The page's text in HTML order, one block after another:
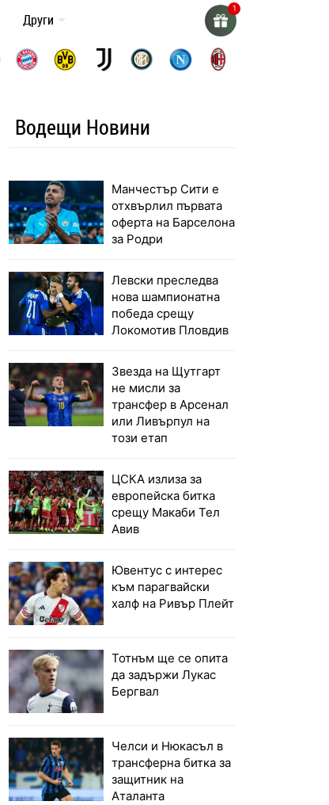
Други
Водещи Новини
Манчестър Сити е
отхвърлил първата
оферта на Барселона
за Родри
Левски преследва
нова шампионатна
победа срещу
Локомотив Пловдив
Звезда на Щутгарт
не мисли за
трансфер в Арсенал
или Ливърпул на
този етап
ЦСКА излиза за
европейска битка
срещу Макаби Тел
Авив
Ювентус с интерес
към парагвайски
халф на Ривър Плейт
Тотнъм ще се опита
да задържи Лукас
Бергвал
Челси и Нюкасъл в
трансферна битка за
защитник на
Аталанта